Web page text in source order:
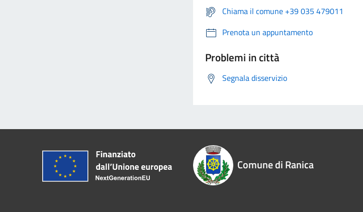
Chiama il comune +39 035 479011
Prenota un appuntamento
Problemi in città
Segnala disservizio
Comune di Ranica